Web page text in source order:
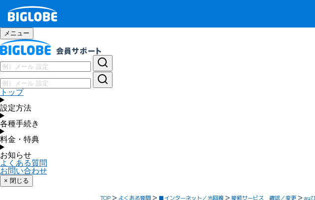
メニュー
トップ
設定方法
各種手続き
料金・特典
お知らせ
よくある質問
お問い合わせ
× 閉じる
TOP よくある質問 ■インターネット／光回線 接続サービス 確認／変更 au